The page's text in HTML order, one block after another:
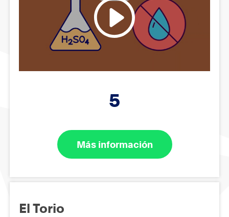
5
Más información
El Torio